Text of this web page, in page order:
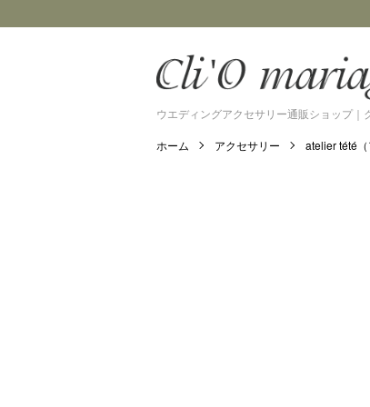
ウエディングアクセサリー通販ショップ
ホーム アクセサリー atelier tété（